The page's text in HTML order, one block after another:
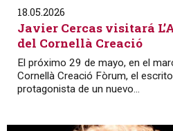
18.05.2026
Javier Cercas visitará
del Cornellà Creació
El próximo 29 de mayo, en el
Cornellà Creació Fòrum, el
protagonista de un nuevo...